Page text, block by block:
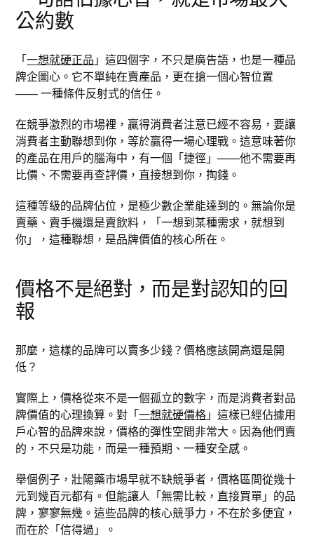
公約數
「一想就硬正品 」這四個字，不只是廣告語，也是一種品
牌企圖心。它不單純在賣產品，更在搶一個心智位置
—— 一種條件反射式的信任。
在競爭激烈的市場裡，贏得消費者注意已經不容易，要讓
消費者主動聯想到你，等於贏得一場心理戰。這意味著你
的產品在用戶的腦海中，有一個「捷徑」——他不需要再
比價、不需要再查評價，直接想到你，掏錢。
這種等級的品牌佔位，是極少數企業能達到的。無論你是
賣藥、賣手機還是賣飲料，「一想到某種需求，就想到
你」，這種聯想，是品牌價值的核心所在。
價格不是絕對，而是對認知的回
報
那麼，這樣的品牌可以賣多少錢？價格應該開高還是開
低？
實際上，價格從來不是一個孤立的數字，而是消費者對品
牌價值的心理換算。對「一想就硬價格」這樣已經佔據用
戶心智的品牌來說，價格的彈性空間非常大。因為他們賣
的，不只是功能，而是一種預期、一種安全感。
舉個例子，壯陽藥市場早就不缺競爭者，價格區間從幾十
元到幾百元都有。但能讓人「無需比較，直接買單」的品
牌，寥寥無幾。這些品牌的核心競爭力，不在於多便宜，
而在於「信得過」。